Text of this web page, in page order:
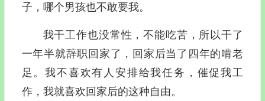
子，哪个男孩也不敢要我。
我干工作也没常性，不能吃苦，所以干了
一年半就辞职回家了，回家后当了四年的啃老
足。我不喜欢有人安排给我任务，催促我工
作，我就喜欢回家后的这种自由。